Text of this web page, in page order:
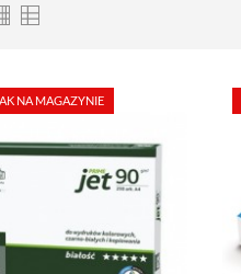
NA MAGAZYNIE